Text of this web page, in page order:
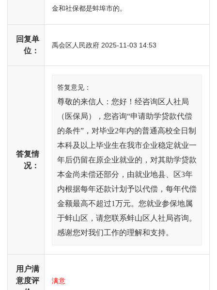
金和社保都是蚌埠市的。
回复单
位：
禹会区人民政府 2025-11-03 14:53
答复情
况：
答复意见：
尊敬的来信人：您好！经咨询区人社局
（医保局），您咨询“申请助学贷款代偿
的条件”，对毕业2年内的普通高校全日制
本科及以上毕业生在我市企业稳定就业一
年后仍留在原企业就业的，对其助学贷款
本金尚未偿还部分，由就业地县、区3年
内根据每年还款计划予以代偿，每年代偿
金额最高不超过1万元。您就业参保地属
于蚌山区，请您联系蚌山区人社局咨询。
感谢您对我们工作的理解和支持。
用户满
意度评
满意